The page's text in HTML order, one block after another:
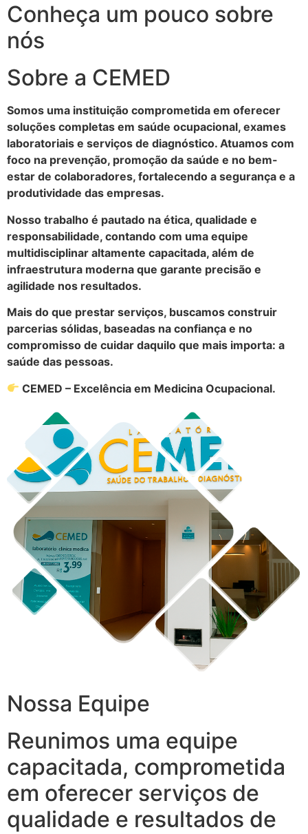
Conheça um pouco sobre
nós
Sobre a CEMED
Somos uma instituição comprometida em oferecer
soluções completas em saúde ocupacional, exames
laboratoriais e serviços de diagnóstico. Atuamos com
foco na prevenção, promoção da saúde e no bem-
estar de colaboradores, fortalecendo a segurança e a
produtividade das empresas.
Nosso trabalho é pautado na ética, qualidade e
responsabilidade, contando com uma equipe
multidisciplinar altamente capacitada, além de
infraestrutura moderna que garante precisão e
agilidade nos resultados.
Mais do que prestar serviços, buscamos construir
parcerias sólidas, baseadas na confiança e no
compromisso de cuidar daquilo que mais importa: a
saúde das pessoas.
CEMED – Excelência em Medicina Ocupacional.
Nossa Equipe
Reunimos uma equipe
capacitada, comprometida
em oferecer serviços de
qualidade e resultados de